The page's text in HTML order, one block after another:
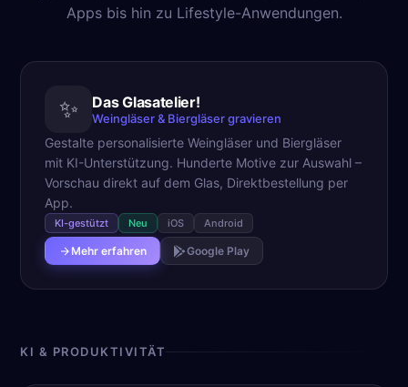
Apps bis hin zu Lifestyle-Anwendungen.
✨ Das Glasatelier!
Weingläser & Biergläser gravieren
Gestalte personalisierte Weingläser und Biergläser
mit KI-Unterstützung. Hunderte Motive zur Auswahl –
Vorschau direkt auf dem Glas, Direktbestellung per
App.
KI-gestützt Neu iOS Android
Mehr erfahren Google Play
KI & PRODUKTIVITÄT